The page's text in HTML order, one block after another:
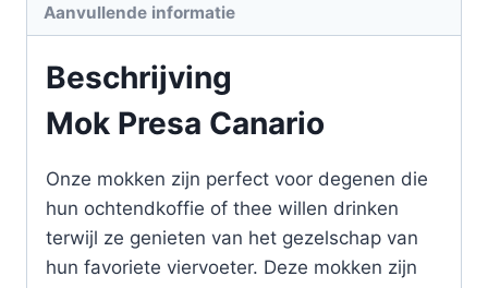
Aanvullende informatie
Beschrijving
Mok Presa Canario
Onze mokken zijn perfect voor degenen die
hun ochtendkoffie of thee willen drinken
terwijl ze genieten van het gezelschap van
hun favoriete viervoeter. Deze mokken zijn